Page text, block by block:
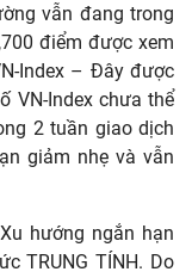
vẫn đang trong
điểm được xem
Index – Đây được
VN-Index chưa thể
2 tuần giao dịch
giảm nhẹ và vẫn
hướng ngắn hạn
TRUNG TÍNH. Do